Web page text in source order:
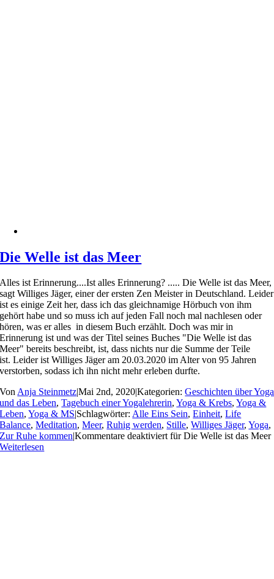
Die Welle ist das Meer
Alles ist Erinnerung....Ist alles Erinnerung? ..... Die Welle ist das Meer,
sagt Williges Jäger, einer der ersten Zen Meister in Deutschland. Leider
ist es einige Zeit her, dass ich das gleichnamige Hörbuch von ihm
gehört habe und so muss ich auf jeden Fall noch mal nachlesen oder
hören, was er alles in diesem Buch erzählt. Doch was mir in
Erinnerung ist und was der Titel seines Buches "Die Welle ist das
Meer" bereits beschreibt, ist, dass nichts nur die Summe der Teile
ist. Leider ist Williges Jäger am 20.03.2020 im Alter von 95 Jahren
verstorben, sodass ich ihn nicht mehr erleben durfte.
VonAnja Steinmetz|Mai 2nd, 2020|Kategorien:Geschichten über Yoga
und das Leben,Tagebuch einer Yogalehrerin,Yoga & Krebs,Yoga &
Leben,Yoga & MS|Schlagwörter:Alle Eins Sein,Einheit,Life
Balance,Meditation,Meer,Ruhig werden, Stille,Williges Jäger,Yoga,
Zur Ruhe kommen|Kommentare deaktiviertfür Die Welle ist das Meer
Weiterlesen